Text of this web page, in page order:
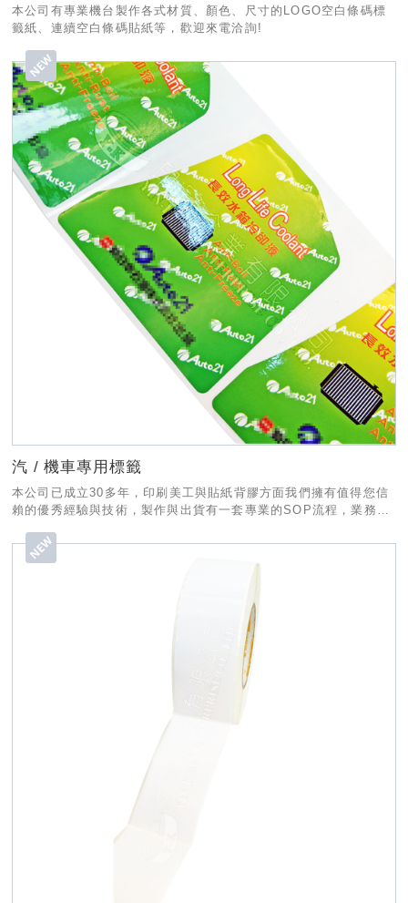
本公司有專業機台製作各式材質、顏色、尺寸的LOGO空白條碼標
籤紙、連續空白條碼貼紙等，歡迎來電洽詢!
汽 / 機車專用標籤
本公司已成立30多年，印刷美工與貼紙背膠方面我們擁有值得您信
賴的優秀經驗與技術，製作與出貨有一套專業的SOP流程，業務部